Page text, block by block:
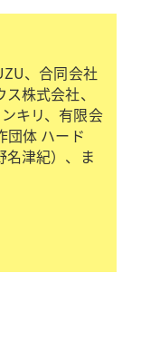
、合同会社
株式会社、
キリ、有限会
団体 ハード
名津紀）、ま